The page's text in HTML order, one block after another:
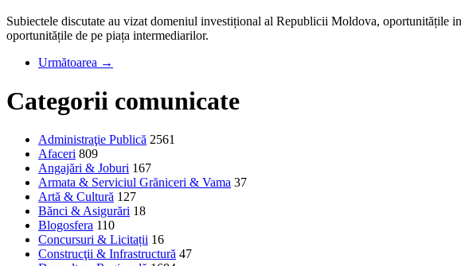
Subiectele discutate au vizat domeniul investițional al Republicii Moldova, oportunitățile
oportunitățile de pe piața intermediarilor.
Următoarea →
Categorii comunicate
Administraţie Publică 2561
Afaceri 809
Angajări & Joburi 167
Armata & Serviciul Grăniceri & Vama 37
Artă & Cultură 127
Bănci & Asigurări 18
Blogosfera 110
Concursuri & Licitații 16
Construcţii & Infrastructură 47